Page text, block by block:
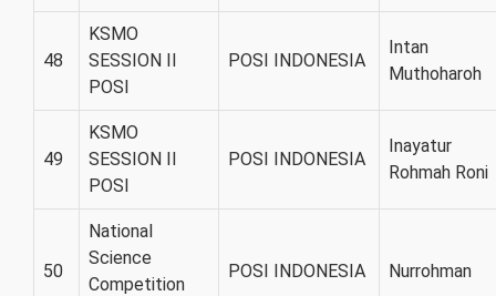
48
KSMO
SESSION II
POSI
POSI INDONESIA
Intan
Muthoharoh
49
KSMO
SESSION II
POSI
POSI INDONESIA
Inayatur
Rohmah Roni
50
National
Science
Competition
POSI INDONESIA Nurrohman